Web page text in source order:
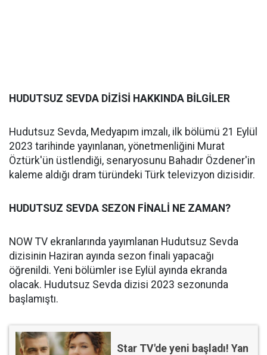
HUDUTSUZ SEVDA DİZİSİ HAKKINDA BİLGİLER
Hudutsuz Sevda, Medyapım imzalı, ilk bölümü 21 Eylül
2023 tarihinde yayınlanan, yönetmenliğini Murat
Öztürk'ün üstlendiği, senaryosunu Bahadır Özdener'in
kaleme aldığı dram türündeki Türk televizyon dizisidir.
HUDUTSUZ SEVDA SEZON FİNALİ NE ZAMAN?
NOW TV ekranlarında yayımlanan Hudutsuz Sevda
dizisinin Haziran ayında sezon finali yapacağı
öğrenildi. Yeni bölümler ise Eylül ayında ekranda
olacak. Hudutsuz Sevda dizisi 2023 sezonunda
başlamıştı.
Star TV'de yeni başladı! Yan